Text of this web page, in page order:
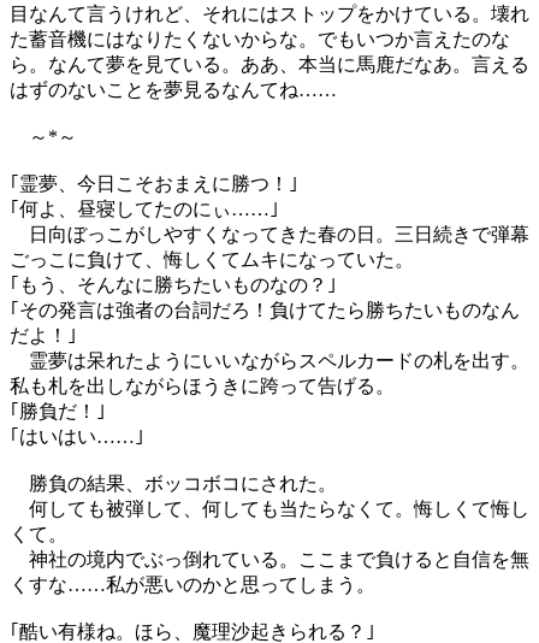
目なんて言うけれど、それにはストップをかけている。壊れ
た蓄音機にはなりたくないからな。でもいつか言えたのな
ら。なんて夢を見ている。ああ、本当に馬鹿だなあ。言える
はずのないことを夢見るなんてね……
～*～
｢霊夢、今日こそおまえに勝つ！｣
｢何よ、昼寝してたのにぃ……｣
日向ぼっこがしやすくなってきた春の日。三日続きで弾幕
ごっこに負けて、悔しくてムキになっていた。
｢もう、そんなに勝ちたいものなの？｣
｢その発言は強者の台詞だろ！負けてたら勝ちたいものなん
だよ！｣
霊夢は呆れたようにいいながらスペルカードの札を出す。
私も札を出しながらほうきに跨って告げる。
｢勝負だ！｣
｢はいはい……｣
勝負の結果、ボッコボコにされた。
何しても被弾して、何しても当たらなくて。悔しくて悔し
くて。
神社の境内でぶっ倒れている。ここまで負けると自信を無
くすな……私が悪いのかと思ってしまう。
｢酷い有様ね。ほら、魔理沙起きられる？｣